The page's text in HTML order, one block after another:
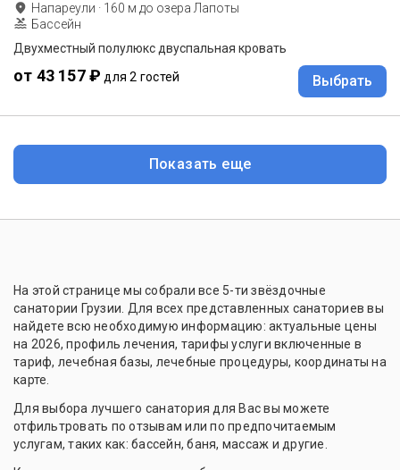
Напареули · 160 м до озера Лапоты
Бассейн
Двухместный полулюкс двуспальная кровать
от 43 157 ₽ для 2 гостей Выбрать
Показать еще
На этой странице мы собрали все 5-ти звёздочные
санатории Грузии. Для всех представленных санаториев вы
найдете всю необходимую информацию: актуальные цены
на 2026, профиль лечения, тарифы услуги включенные в
тариф, лечебная базы, лечебные процедуры, координаты на
карте.
Для выбора лучшего санатория для Вас вы можете
отфильтровать по отзывам или по предпочитаемым
услугам, таких как: бассейн, баня, массаж и другие.